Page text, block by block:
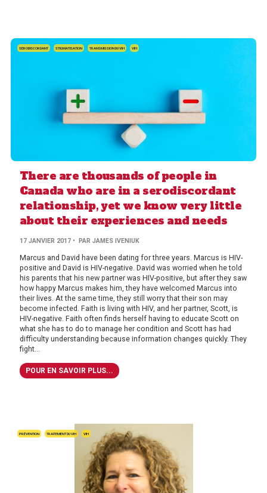
SERODISCORDANT STIGMATISATION TRANSMISSION DU VIH VIH
There are thousands of people in
Canada who are in a serodiscordant
relationship, yet we know very little
about their experiences and needs
17 JANVIER 2017 • PAR JAMES IVENIUK
Marcus and David have been dating for three years. Marcus is HIV-
positive and David is HIV-negative. David was worried when he told
his parents that his new partner was HIV-positive, but after they saw
how happy Marcus makes him, they have welcomed Marcus into
their lives. At the same time, they still worry that their son may
become infected. Faith is living with HIV, and her partner, Scott, is
HIV-negative. Faith often finds herself having to educate Scott on
what she has to do to manage her condition and Scott has had
difficulty understanding because information changes quickly. They
fight...
POUR EN SAVOIR PLUS...
PRÉVENTION TRAITEMENT DU VIH VIH